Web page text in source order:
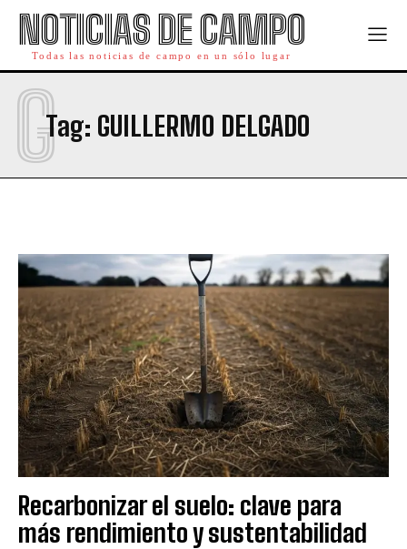
NOTICIAS DE CAMPO
Todas las noticias de campo en un sólo lugar
Tag: GUILLERMO DELGADO
G
Recarbonizar el suelo: clave para
más rendimiento y sustentabilidad